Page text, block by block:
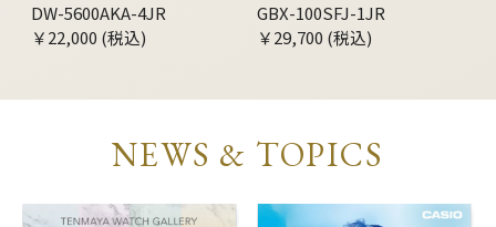
DW-5600AKA-4JR
￥22,000 (税込)
GBX-100SFJ-1JR
￥29,700 (税込)
NEWS & TOPICS